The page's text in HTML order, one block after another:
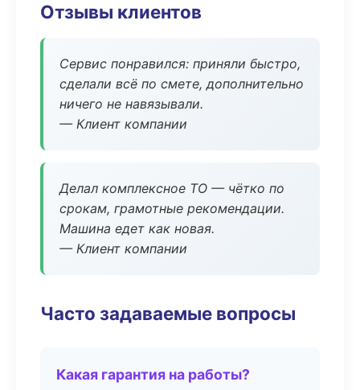
Отзывы клиентов
Сервис понравился: приняли быстро,
сделали всё по смете, дополнительно
ничего не навязывали.
— Клиент компании
Делал комплексное ТО — чётко по
срокам, грамотные рекомендации.
Машина едет как новая.
— Клиент компании
Часто задаваемые вопросы
Какая гарантия на работы?